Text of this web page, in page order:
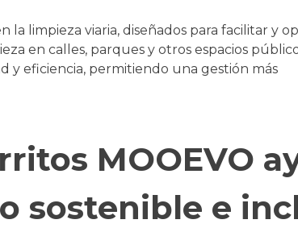
limpieza viaria, diseñados para facilitar y
en calles, parques y otros espacios
y eficiencia, permitiendo una gestión más
MOOEVO
sostenible e